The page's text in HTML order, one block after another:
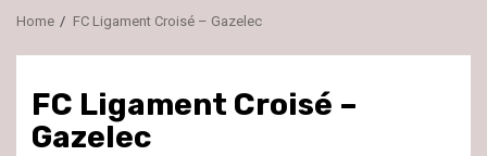
Home FC Ligament Croisé – Gazelec
FC Ligament Croisé –
Gazelec